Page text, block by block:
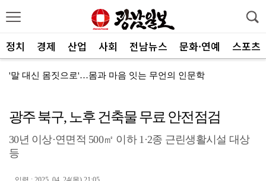
정치 경제 산업 사회 전남뉴스 문화·연예 스포츠
'말 대신 몸짓으로'…몸과 마음 잇는 무언의 인문학
무안오승우미술관, 자연과 빛이 어우러진 기획전 개최
현대차 ‘디 올 뉴 아반떼’, 계약 첫날 1만대 돌파
광주 북구, 노후 건축물 무료 안전점검
30년 이상·연면적 500㎡ 이하 1·2종 근린생활시설 대상
등